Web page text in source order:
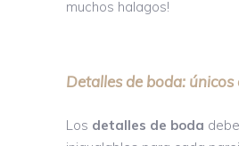
muchos halagos!
Detalles de boda:
Los detalles de boda